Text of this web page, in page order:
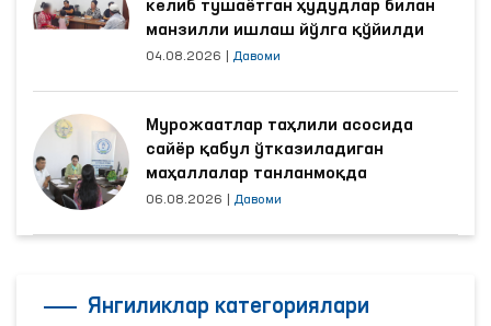
келиб тушаётган ҳудудлар билан
манзилли ишлаш йўлга қўйилди
04.08.2026 Давоми
Мурожаатлар таҳлили асосида
сайёр қабул ўтказиладиган
маҳаллалар танланмоқда
06.08.2026 Давоми
Янгиликлар категориялари